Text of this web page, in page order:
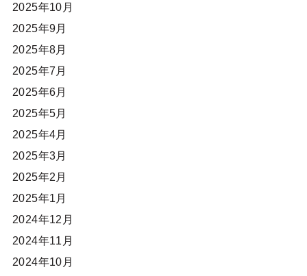
2025年10月
2025年9月
2025年8月
2025年7月
2025年6月
2025年5月
2025年4月
2025年3月
2025年2月
2025年1月
2024年12月
2024年11月
2024年10月